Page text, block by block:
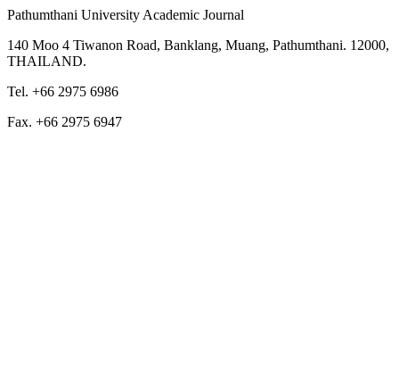
Pathumthani University Academic Journal
140 Moo 4 Tiwanon Road, Banklang, Muang, Pathumthani. 12000,
THAILAND.
Tel. +66 2975 6986
Fax. +66 2975 6947